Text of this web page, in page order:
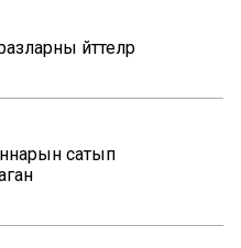
әйттеләр
сатып